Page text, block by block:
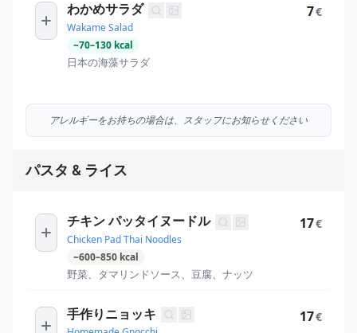
わかめサラダ
Wakame Salad
~70–130 kcal
日本の海藻サラダ
7€
アレルギーをお持ちの場合は、スタッフにお知らせください
パスタ & ライス
チキン パッタイヌードル
Chicken Pad Thai Noodles
~600–850 kcal
野菜、タマリンドソース、豆腐、ナッツ
17€
手作りニョッキ 17€